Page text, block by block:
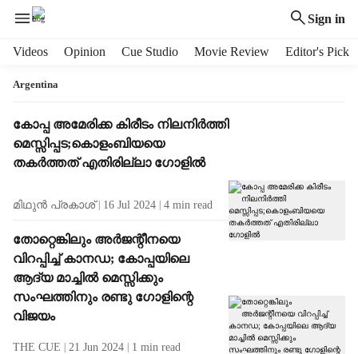
Sign in
Videos Opinion Cue Studio Movie Review Editor's Pick
Argentina
T
a
g
s
l
t
s
കോപ്പ അമേരിക്ക കിരീടം നിലനിർത്തി
മെസ്സിപ്പട;കൊളംബിയയെ
തകര്‍ത്തത് എതിരില്ലാ ഗോളില്‍
മിഥുൻ പ്രകാശ് 16 Jul 2024 4 min read
തോറ്റെങ്കിലും അര്‍ജന്റീനയെ
വിറപ്പിച്ച് കാനഡ; കോപ്പയിലെ
ആദ്യ മാച്ചില്‍ മെസ്സിക്കും
സംഘത്തിനും രണ്ടു ഗോളിന്റെ
വിജയം
THE CUE 21 Jun 2024 1 min read